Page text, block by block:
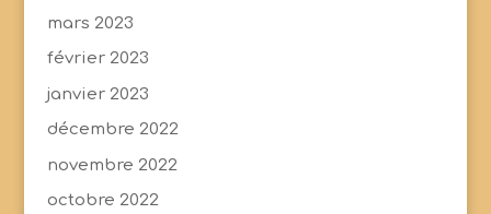
mars 2023
février 2023
janvier 2023
décembre 2022
novembre 2022
octobre 2022